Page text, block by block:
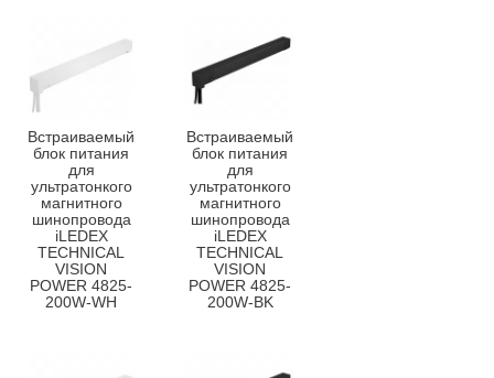
Встраиваемый
блок питания
для
ультратонкого
магнитного
шинопровода
iLEDEX
TECHNICAL
VISION
POWER 4825-
200W-WH
Встраиваемый
блок питания
для
ультратонкого
магнитного
шинопровода
iLEDEX
TECHNICAL
VISION
POWER 4825-
200W-BK